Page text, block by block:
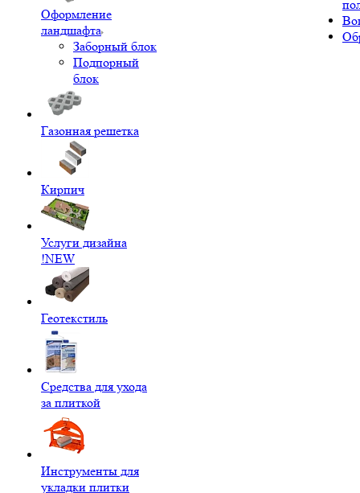
Оформление
ландшафта
Заборный блок
Подпорный
блок
Газонная решетка
Кирпич
Услуги дизайна
!NEW
Геотекстиль
Средства для ухода
за плиткой
Инструменты для
укладки плитки